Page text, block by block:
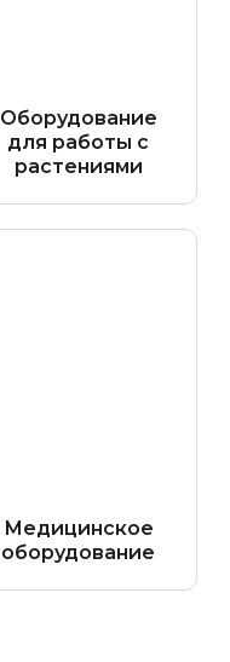
Оборудование
для работы с
растениями
Медицинское
оборудование